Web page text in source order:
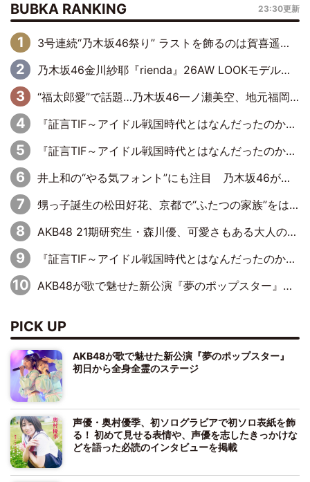
BUBKA RANKING 23:30更新
3号連続“乃木坂46祭り” ラストを飾るのは賀喜遥香…5年ぶりの登場に「5年分大人になった私を見ていただけたら」
乃木坂46金川紗耶『rienda』26AW LOOKモデルに就任
“福太郎愛”で話題…乃木坂46一ノ瀬美空、地元福岡『めんべい25周年トップサポーター』に就任
『証言TIF～アイドル戦国時代とはなんだったのか～』第6回：でんぱ組.inc・古川未鈴×相沢梨紗「『ハロプロやりたかったな』って言ったら、夢眠ねむさんに『てめえはでんぱ組．incなんだよ！』って肩パンされて(笑)」
『証言TIF～アイドル戦国時代とはなんだったのか～』第11回：私立恵比寿中学・真山りか×安本彩花「TIFで10年ぶりのキョンシーメイクをしたら、場を完全に引かせてしまって。時代が変わったんだなって」
井上和の“やる気フォント”にも注目 乃木坂46が挑んだ書道パフォーマンスの舞台裏
甥っ子誕生の松田好花、京都で“ふたつの家族”をはしご！ “母”黒谷友香に見送られ、“父”松岡昌宏とはハシゴ酒
AKB48 21期研究生・森川優、可愛さもある大人の女性に
『証言TIF～アイドル戦国時代とはなんだったのか～』第10回：さくら学院・武藤彩未×飯田らうら「正直、中3で辞めるというのを信じてなくて。そう言われてはいたけど、嘘でしょって」
AKB48が歌で魅せた新公演『夢のポップスター』 初日から全身全霊のステージ
PICK UP
AKB48が歌で魅せた新公演『夢のポップスター』
初日から全身全霊のステージ
声優・奥村優季、初ソログラビアで初ソロ表紙を飾
る！ 初めて見せる表情や、声優を志したきっかけな
どを語った必読のインタビューを掲載